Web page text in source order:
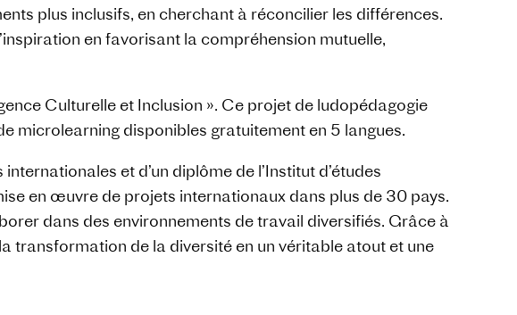
plus inclusifs, en cherchant à réconcilier les différences.
en favorisant la compréhension mutuelle,
Culturelle et Inclusion ». Ce projet de ludopédagogie
microlearning disponibles gratuitement en 5 langues.
et d’un diplôme de l’Institut d’études
en œuvre de projets internationaux dans plus de 30 pays.
dans des environnements de travail diversifiés. Grâce à
transformation de la diversité en un véritable atout et une